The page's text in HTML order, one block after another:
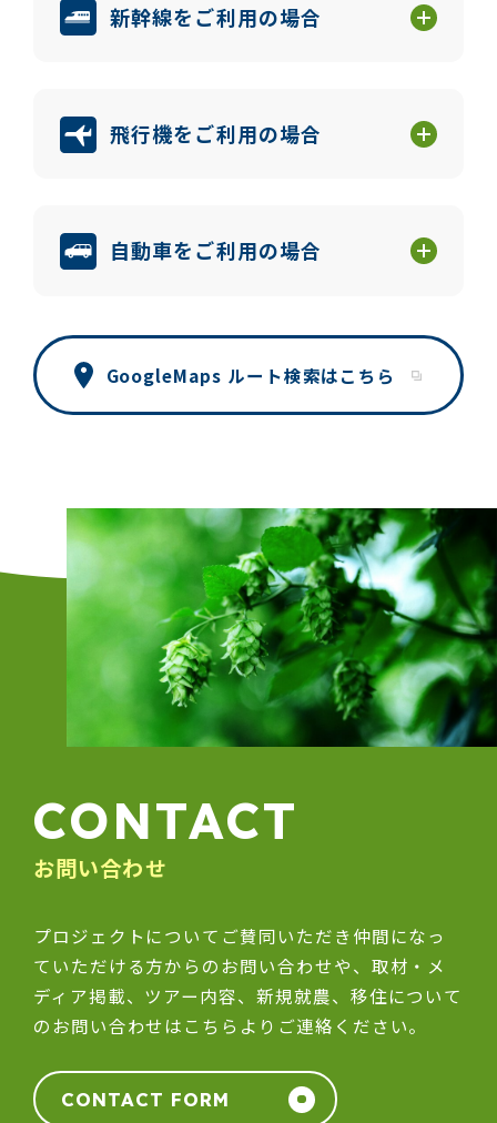
新幹線をご利用の場合
飛行機をご利用の場合
自動車をご利用の場合
GoogleMaps ルート検索はこちら
CONTACT
お問い合わせ
プロジェクトについてご賛同いただき仲間になっ
ていただける方からのお問い合わせや、取材・メ
ディア掲載、ツアー内容、新規就農、移住について
のお問い合わせはこちらよりご連絡ください。
CONTACT FORM